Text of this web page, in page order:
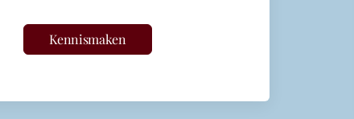
Kennismaken